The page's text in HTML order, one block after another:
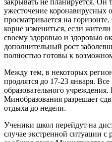
организаций
Сбербанк принял решение об
удаленный режим. Глава
отмечает, что часть
дистанционном формате. Но с
уходит еще 20% трудового
сотрудников Сбербанка
обязанности из дома.
По словам Грефа, руководство
опасается нового штамма
заразен, поэтому подумать о
стабильности компании нужно
как власти начнут вводить